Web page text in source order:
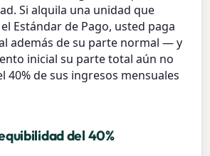
Si alquila una unidad que
Estándar de Pago, usted paga
además de su parte normal — y
inicial su parte total aún no
40% de sus ingresos mensuales
del 40%